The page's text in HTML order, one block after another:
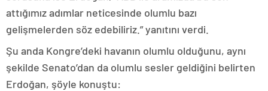
attığımız adımlar neticesinde olumlu bazı
gelişmelerden söz edebiliriz.” yanıtını verdi.
Şu anda Kongre’deki havanın olumlu olduğunu, aynı
şekilde Senato’dan da olumlu sesler geldiğini belirten
Erdoğan, şöyle konuştu: